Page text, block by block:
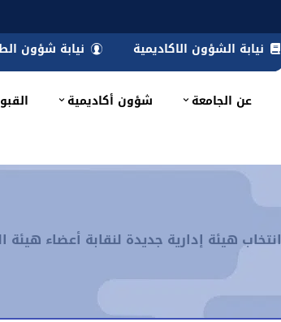
نيابة الشؤون الاكاديمية
نيابة شؤون
عن الجامعة شؤون أكاديمية
انتخاب هيئة إدارية جديدة لنقابة أعضاء